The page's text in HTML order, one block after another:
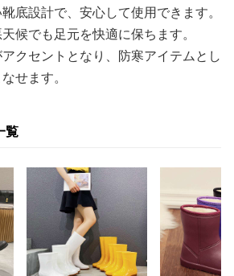
底設計で、安心して使用できます。
候でも足元を快適に保ちます。
クセントとなり、防寒アイテムとし
せます。
覧